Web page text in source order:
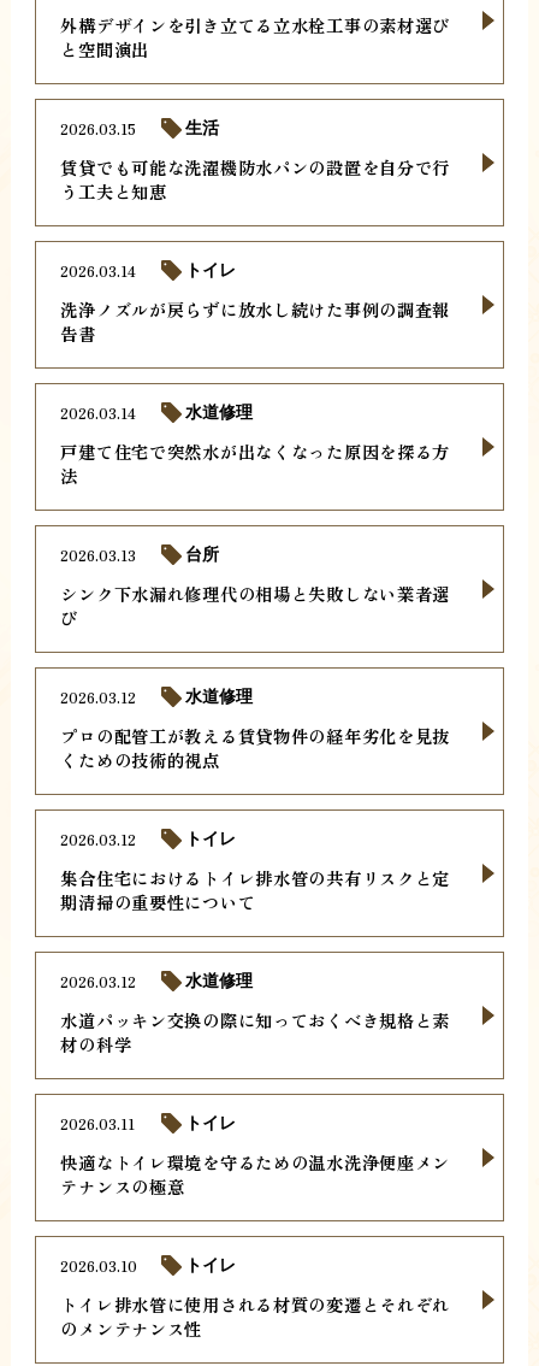
外構デザインを引き立てる立水栓工事の素材選び
と空間演出
賃貸でも可能な洗濯機防水パンの設置を自分で行
う工夫と知恵
2026.03.15 生活
洗浄ノズルが戻らずに放水し続けた事例の調査報
告書
2026.03.14 トイレ
戸建て住宅で突然水が出なくなった原因を探る方
法
2026.03.14 水道修理
シンク下水漏れ修理代の相場と失敗しない業者選
び
2026.03.13 台所
プロの配管工が教える賃貸物件の経年劣化を見抜
くための技術的視点
2026.03.12 水道修理
集合住宅におけるトイレ排水管の共有リスクと定
期清掃の重要性について
2026.03.12 トイレ
水道パッキン交換の際に知っておくべき規格と素
材の科学
2026.03.12 水道修理
快適なトイレ環境を守るための温水洗浄便座メン
テナンスの極意
2026.03.11 トイレ
トイレ排水管に使用される材質の変遷とそれぞれ
のメンテナンス性
2026.03.10 トイレ